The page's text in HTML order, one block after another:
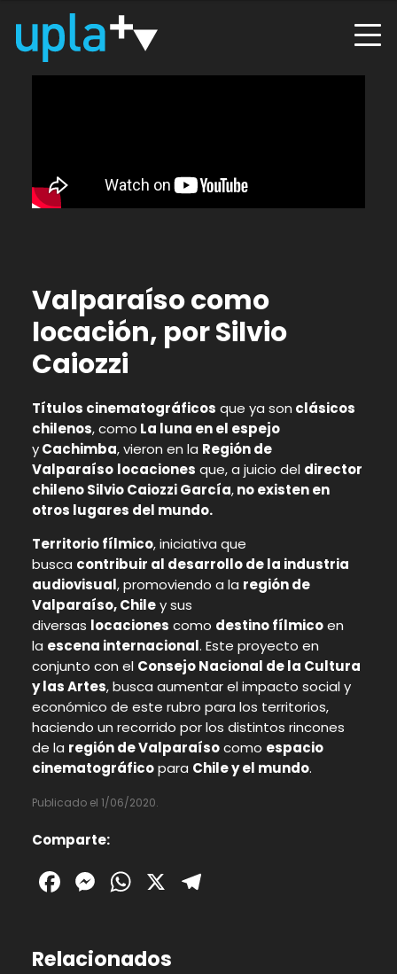
Valparaíso como
locación, por Silvio
Caiozzi
Títulos cinematográficos que ya son clásicos
chilenos, como La luna en el espejo
yCachimba, vieron en la Región de
Valparaíso locaciones que, a juicio del director
chileno Silvio Caiozzi García,no existen en
otros lugares del mundo.
Territorio fílmico, iniciativa que
busca contribuir al desarrollo de la industria
audiovisual, promoviendo a la región de
Valparaíso, Chiley sus
diversas locaciones como destino fílmicoen
la escena internacional. Este proyecto en
conjunto con el Consejo Nacional de la Cultura
y las Artes, busca aumentar el impacto social y
económico de este rubro para los territorios,
haciendo un recorrido por los distintos rincones
de la región de Valparaísocomo espacio
cinematográficopara Chile y el mundo.
Publicado el 1/06/2020.
Comparte:
Facebook
Messenger
WhatsApp
X
Relacionados